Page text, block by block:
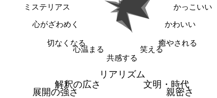
かっこいい
かわいい
癒やされる
笑える
共感する
心温まる
切なくなる
心がざわめく
ミステリアス
リアリズム
文明・時代
親密さ
展開の強さ
解釈の広さ